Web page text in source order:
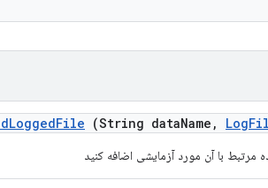
LoggedFile (String dataName , Log
مرتبط با آن مورد آزمایشی اضافه کنید